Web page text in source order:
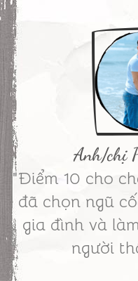
Anh/chị
"Điểm 10 cho
đã chọn ngũ
gia đình và
người